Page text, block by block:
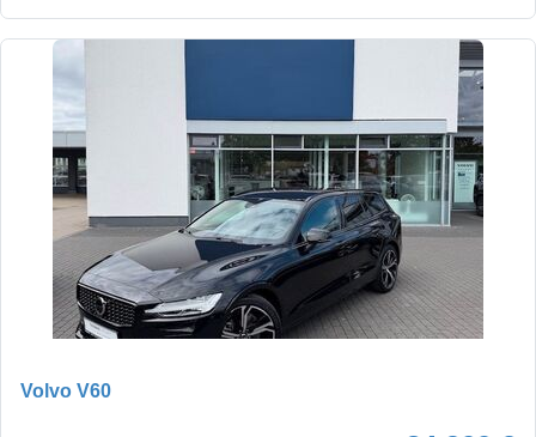
Volvo V60